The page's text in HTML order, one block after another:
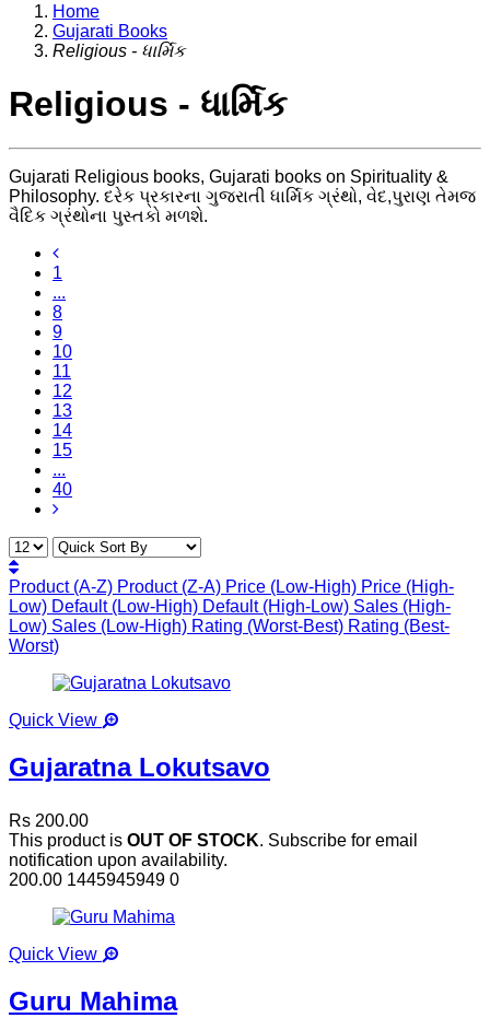
Home
Gujarati Books
Religious - ધાર્મિક
Religious - ધાર્મિક
Gujarati Religious books, Gujarati books on Spirituality &
Philosophy. દરેક પ્રકારના ગુજરાતી ધાર્મિક ગ્રંથો, વેદ,પુરાણ તેમજ
વૈદિક ગ્રંથોના પુસ્તકો મળશે.
1
...
8
9
10
11
12
13
14
15
...
40
Product (A-Z) Product (Z-A) Price (Low-High) Price (High-
Low) Default (Low-High) Default (High-Low) Sales (High-
Low) Sales (Low-High) Rating (Worst-Best) Rating (Best-
Worst)
Quick View
Gujaratna Lokutsavo
Rs 200.00
This product is OUT OF STOCK. Subscribe for email
notification upon availability.
200.00 1445945949 0
Quick View
Guru Mahima